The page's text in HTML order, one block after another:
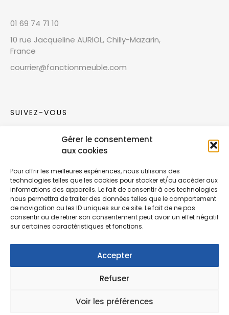
Gérer le consentement
aux cookies
Pour offrir les meilleures expériences, nous utilisons des
technologies telles que les cookies pour stocker et/ou accéder aux
informations des appareils. Le fait de consentir à ces technologies
nous permettra de traiter des données telles que le comportement
de navigation ou les ID uniques sur ce site. Le fait de ne pas
consentir ou de retirer son consentement peut avoir un effet négatif
sur certaines caractéristiques et fonctions.
Accepter
Refuser
Voir les préférences
01 69 74 71 10
10 rue Jacqueline AURIOL, Chilly-Mazarin,
France
courrier@fonctionmeuble.com
SUIVEZ-VOUS
Rejoignez notre communauté sur les réseaux
Nouvelles collections, vie de l’équipe ou
inspirations : soyez informés de nos dernières
actualités.
© Copyright Fonction Meuble